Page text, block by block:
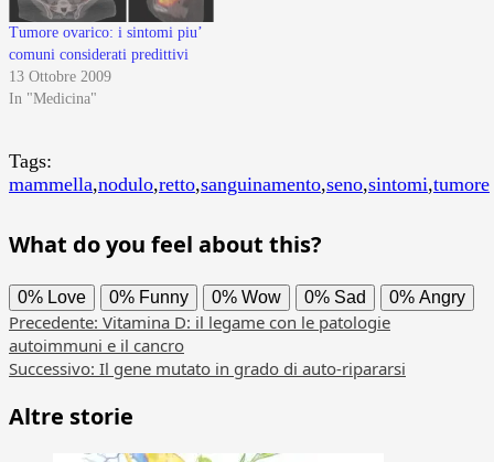
Tumore ovarico: i sintomi piu’
comuni considerati predittivi
13 Ottobre 2009
In "Medicina"
Tags:
mammella,nodulo,retto,sanguinamento,seno,sintomi,tumore
What do you feel about this?
0% Love 0% Funny 0% Wow 0% Sad 0% Angry
Navigazione
articolo
Precedente: Vitamina D: il legame con le patologie
autoimmuni e il cancro
Successivo: Il gene mutato in grado di auto-ripararsi
Altre storie